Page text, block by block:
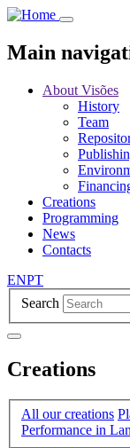
Skip
main
content
Main
About Visões
History
Team
Creations
Programming
News
Contacts
ENPT
Search
Creations
All our creations
Performance in